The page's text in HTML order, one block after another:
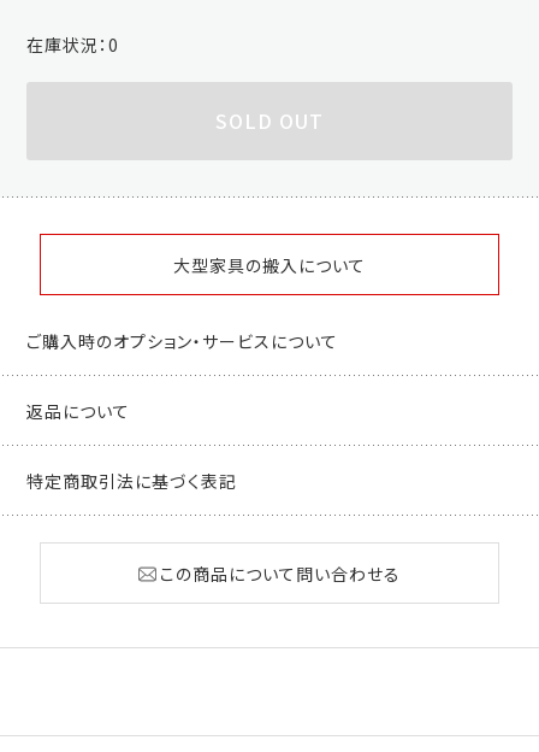
在庫状況：0
SOLD OUT
大型家具の搬入について
ご購入時のオプション・サービスについて
返品について
特定商取引法に基づく表記
この商品について問い合わせる